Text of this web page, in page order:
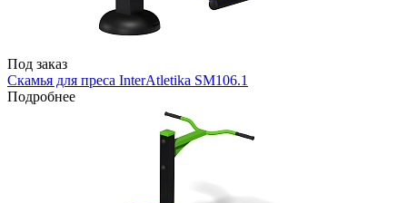
Под заказ
Скамья для преса InterAtletika SM106.1
Подробнее